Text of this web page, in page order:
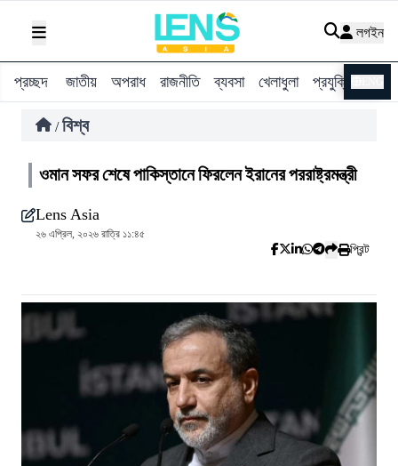
লগইন
প্রচ্ছদ জাতীয় অপরাধ রাজনীতি ব্যবসা খেলাধুলা প্রযুক্তি
/ বিশ্ব
ওমান সফর শেষে পাকিস্তানে ফিরলেন ইরানের পররাষ্ট্রমন্ত্রী
Lens Asia
২৬ এপ্রিল, ২০২৬ রাত্রি ১১:৪৫
প্রিন্ট